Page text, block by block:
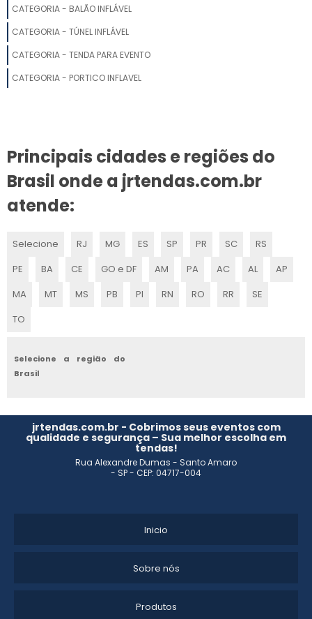
CATEGORIA - BALÃO INFLÁVEL
CATEGORIA - TÚNEL INFLÁVEL
CATEGORIA - TENDA PARA EVENTO
CATEGORIA - PORTICO INFLAVEL
Principais cidades e regiões do
Brasil onde a jrtendas.com.br
atende:
Selecione RJ MG ES SP PR SC
RS
PE
BA CE GO e DF AM PA AC AL
AP
MA
MT MS PB PI RN RO RR
SE
TO
Selecione a região do
Brasil
jrtendas.com.br - Cobrimos seus eventos com
qualidade e segurança – Sua melhor escolha em
tendas!
Rua Alexandre Dumas - Santo Amaro
- SP - CEP: 04717-004
Inicio
Sobre nós
Produtos